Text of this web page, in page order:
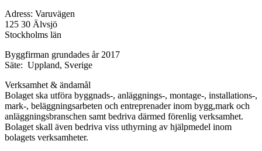
Adress: Varuvägen
125 30 Älvsjö
Stockholms län
Byggfirman grundades år 2017
Säte: Uppland, Sverige
Verksamhet & ändamål
Bolaget ska utföra byggnads-, anläggnings-, montage-, installations-,
mark-, beläggningsarbeten och entreprenader inom bygg,mark och
anläggningsbranschen samt bedriva därmed förenlig verksamhet.
Bolaget skall även bedriva viss uthyrning av hjälpmedel inom
bolagets verksamheter.